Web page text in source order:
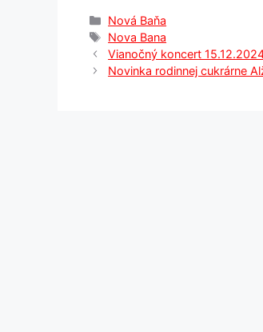
Kategórie
Nová Baňa
Značky
Nova Bana
Vianočný koncert
Novinka rodinnej cukrárne